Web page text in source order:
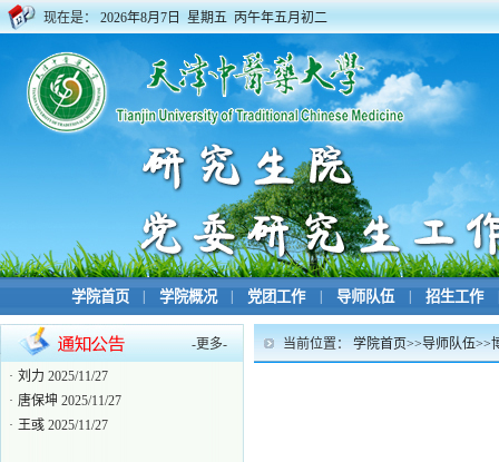
现在是： 2026年8月7日 星期五 丙午年五月初二
学院首页 学院概况 党团工作 导师队伍 招生工作
-更多-
博士生导师目录 2024/06/04
· 刘力 2025/11/27
· 唐保坤 2025/11/27
· 王彧 2025/11/27
当前位置： 学院首页>>导师队伍>>